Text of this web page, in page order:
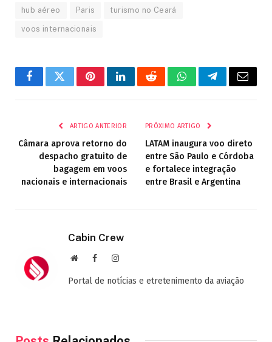
hub aéreo Paris turismo no Ceará
voos internacionais
FacebookTwitterPinterestLinkedInRedditWhatsAppTelegrama
E-
ARTIGO ANTERIOR
Câmara aprova retorno do
despacho gratuito de
bagagem em voos
nacionais e internacionais
PRÓXIMO ARTIGO
LATAM inaugura voo direto
entre São Paulo e Córdoba
e fortalece integração
entre Brasil e Argentina
Cabin Crew
Site FacebookInstagram
Portal de notícias e etretenimento da aviação